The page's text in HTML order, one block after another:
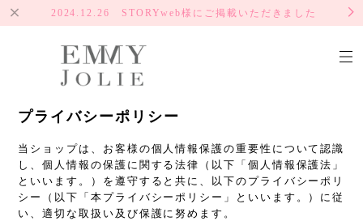
2024.12.26 STORYweb様にご掲載いただきました
プライバシーポリシー
当ショップは、お客様の個人情報保護の重要性について認識
し、個人情報の保護に関する法律（以下「個人情報保護法」
といいます。）を遵守すると共に、以下のプライバシーポリ
シー（以下「本プライバシーポリシー」といいます。）に従
い、適切な取扱い及び保護に努めます。